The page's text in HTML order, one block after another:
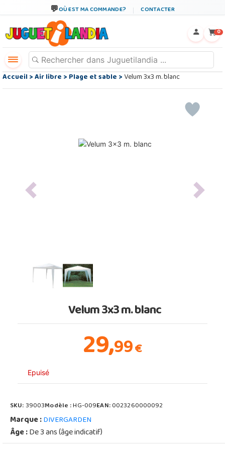
OÙ EST MA COMMANDE? CONTACTER
0
Accueil>Air libre>Plage et sable>Velum 3x3 m. blanc
Previous Next
Velum 3x3 m. blanc
29,99€
Epuisé
SKU:39003Modèle :HG-009EAN:0023260000092
Marque :DIVERGARDEN
Âge :De 3 ans (âge indicatif)